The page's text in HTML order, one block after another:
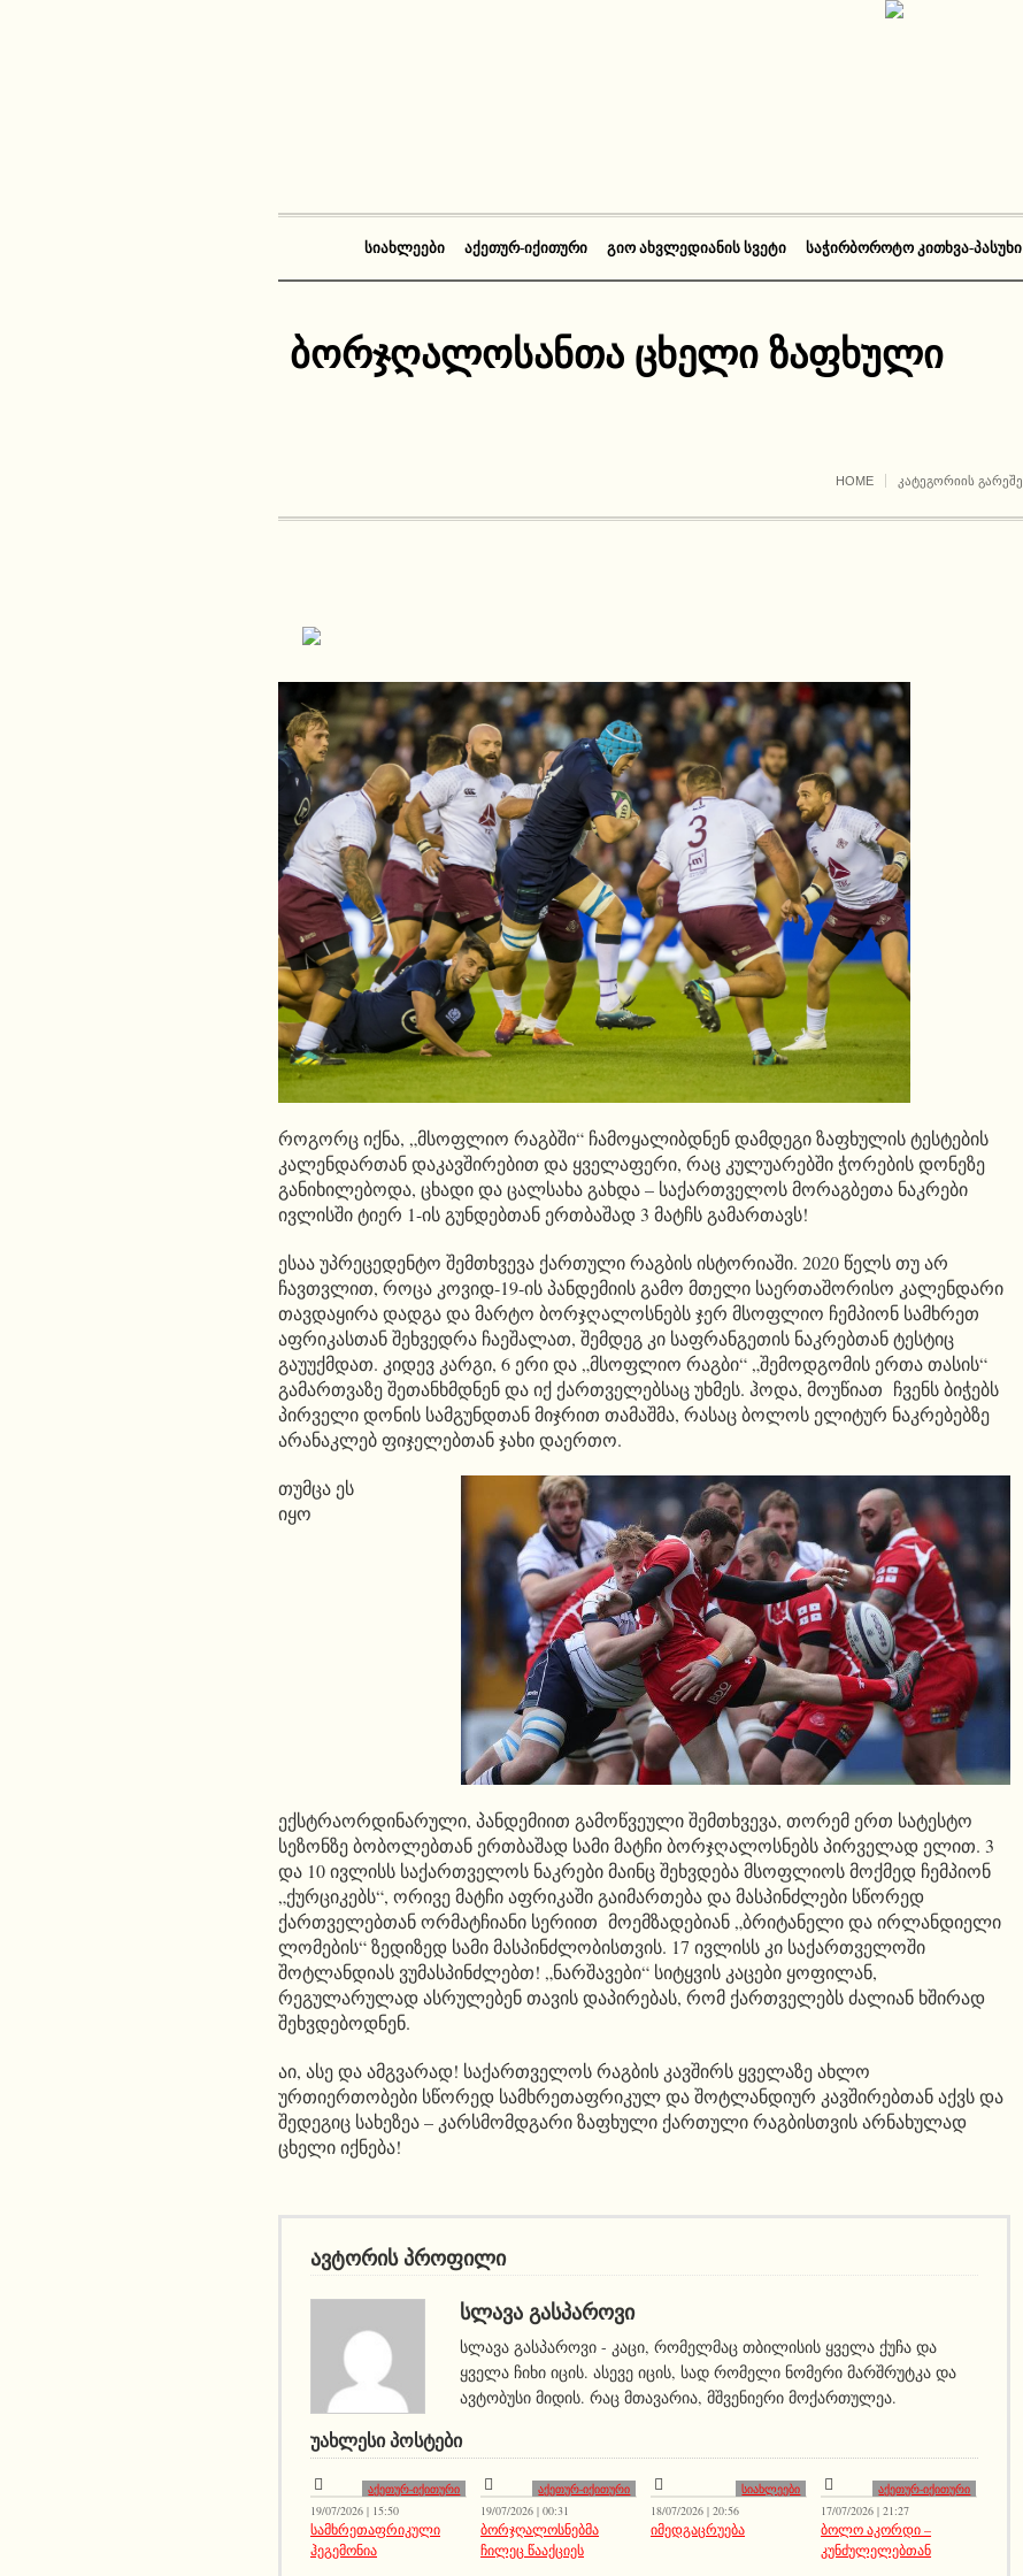
ᲡᲘᲐᲮᲚᲔᲔᲑᲘ ᲐᲥᲔᲗᲣᲠ-ᲘᲥᲘᲗᲣᲠᲘ ᲒᲘᲝ ᲐᲮᲕᲚᲔᲓᲘᲐᲜᲘᲡ ᲡᲕᲔᲢᲘ ᲡᲐᲭᲘᲠᲑᲝᲠᲝᲢᲝ ᲙᲘᲗᲮᲕᲐ-ᲞᲐᲡᲣᲮᲘ
ბორჯღალოსანთა ცხელი ზაფხული
HOME ᲙᲐᲢᲔᲒᲝᲠᲘᲘᲡ ᲒᲐᲠᲔᲨᲔ
როგორც იქნა, „მსოფლიო რაგბში“ ჩამოყალიბდნენ დამდეგი ზაფხულის ტესტების
კალენდართან დაკავშირებით და ყველაფერი, რაც კულუარებში ჭორების დონეზე
განიხილებოდა, ცხადი და ცალსახა გახდა – საქართველოს მორაგბეთა ნაკრები
ივლისში ტიერ 1-ის გუნდებთან ერთბაშად 3 მატჩს გამართავს!
ესაა უპრეცედენტო შემთხვევა ქართული რაგბის ისტორიაში. 2020 წელს თუ არ
ჩავთვლით, როცა კოვიდ-19-ის პანდემიის გამო მთელი საერთაშორისო კალენდარი
თავდაყირა დადგა და მარტო ბორჯღალოსნებს ჯერ მსოფლიო ჩემპიონ სამხრეთ
აფრიკასთან შეხვედრა ჩაეშალათ, შემდეგ კი საფრანგეთის ნაკრებთან ტესტიც
გაუუქმდათ. კიდევ კარგი, 6 ერი და „მსოფლიო რაგბი“ „შემოდგომის ერთა თასის“
გამართვაზე შეთანხმდნენ და იქ ქართველებსაც უხმეს. ჰოდა, მოუწიათ ჩვენს ბიჭებს
პირველი დონის სამგუნდთან მიჯრით თამაშმა, რასაც ბოლოს ელიტურ ნაკრებებზე
არანაკლებ ფიჯელებთან ჯახი დაერთო.
თუმცა ეს
იყო
ექსტრაორდინარული, პანდემიით გამოწვეული შემთხვევა, თორემ ერთ სატესტო
სეზონზე ბობოლებთან ერთბაშად სამი მატჩი ბორჯღალოსნებს პირველად ელით. 3
და 10 ივლისს საქართველოს ნაკრები მაინც შეხვდება მსოფლიოს მოქმედ ჩემპიონ
„ქურციკებს“, ორივე მატჩი აფრიკაში გაიმართება და მასპინძლები სწორედ
ქართველებთან ორმატჩიანი სერიით მოემზადებიან „ბრიტანელი და ირლანდიელი
ლომების“ ზედიზედ სამი მასპინძლობისთვის. 17 ივლისს კი საქართველოში
შოტლანდიას ვუმასპინძლებთ! „ნარშავები“ სიტყვის კაცები ყოფილან,
რეგულარულად ასრულებენ თავის დაპირებას, რომ ქართველებს ძალიან ხშირად
შეხვდებოდნენ.
აი, ასე და ამგვარად! საქართველოს რაგბის კავშირს ყველაზე ახლო
ურთიერთობები სწორედ სამხრეთაფრიკულ და შოტლანდიურ კავშირებთან აქვს და
შედეგიც სახეზეა – კარსმომდგარი ზაფხული ქართული რაგბისთვის არნახულად
ცხელი იქნება!
ავტორის პროფილი
ᲡᲚᲐᲕᲐ ᲒᲐᲡᲞᲐᲠᲝᲕᲘ
სლავა გასპაროვი - კაცი, რომელმაც თბილისის ყველა ქუჩა და
ყველა ჩიხი იცის. ასევე იცის, სად რომელი ნომერი მარშრუტკა და
ავტობუსი მიდის. რაც მთავარია, მშვენიერი მოქართულეა.
ᲣᲐᲮᲚᲔᲡᲘ ᲞᲝᲡᲢᲔᲑᲘ
აქეთურ-იქითური
19/07/2026 | 15:50
სამხრეთაფრიკული
ჰეგემონია
აქეთურ-იქითური
19/07/2026 | 00:31
ბორჯღალოსნებმა
ჩილეც წააქციეს
სიახლეები
18/07/2026 | 20:56
იმედგაცრუება
აქეთურ-იქითური
17/07/2026 | 21:27
ბოლო აკორდი –
კუნძულელებთან